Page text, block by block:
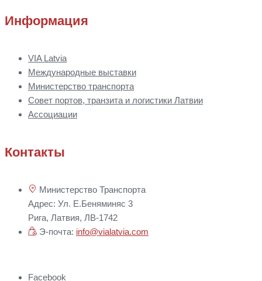
Информация
VIA Latvia
Международные выставки
Министерство транспорта
Совет портов, транзита и логистики Латвии
Ассоциации
Контакты
Министерство Транспорта
Адрес: Ул. Е.Беняминяс 3
Рига, Латвия, ЛВ-1742
Э-почта: info@vialatvia.com
Facebook